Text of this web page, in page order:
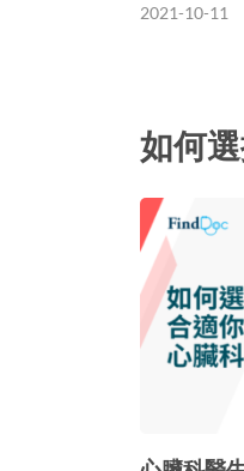
2021-10-11
如何